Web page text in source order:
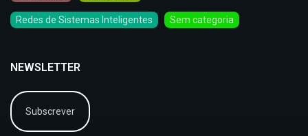
Redes de Sistemas Inteligentes Sem categoria
NEWSLETTER
Subscrever